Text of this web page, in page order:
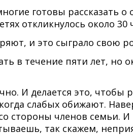
готовы рассказать
откликнулось около 30
и это сыграло свою
в течение пяти лет, но
И делается это,
слабых обижают.
стороны членов семьи.
так скажем,